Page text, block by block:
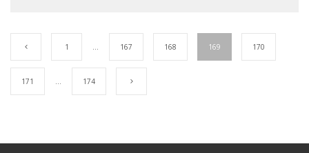
1 … 167 168 169 170
171 … 174